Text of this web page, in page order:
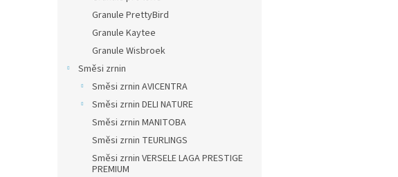
Granule PrettyBird
Granule Kaytee
Granule Wisbroek
Směsi zrnin
Směsi zrnin AVICENTRA
Směsi zrnin DELI NATURE
Směsi zrnin MANITOBA
Směsi zrnin TEURLINGS
Směsi zrnin VERSELE LAGA PRESTIGE
PREMIUM